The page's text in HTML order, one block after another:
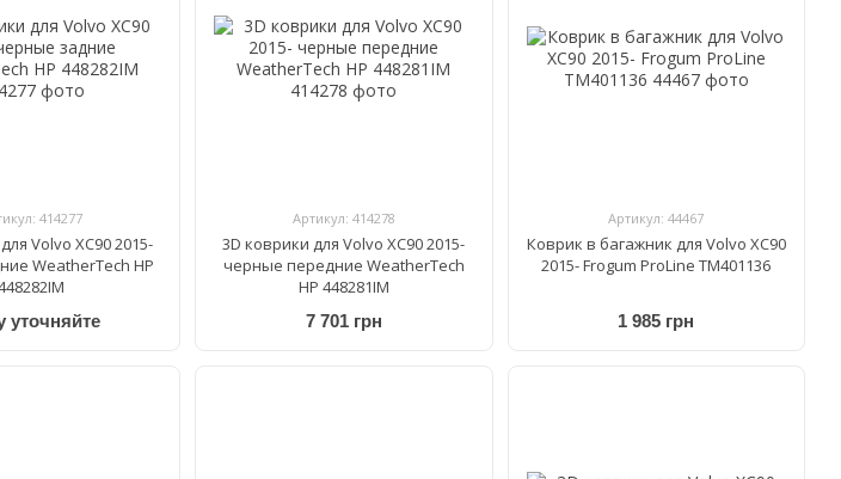
414277
Volvo XC90 2015-
WeatherTech HP
уточняйте
Артикул: 414278
3D коврики для Volvo XC90 2015-
черные передние WeatherTech
HP 448281IM
7 701 грн
Артикул: 44467
Коврик в багажник для Volvo XC90
2015- Frogum ProLine TM401136
1 985 грн